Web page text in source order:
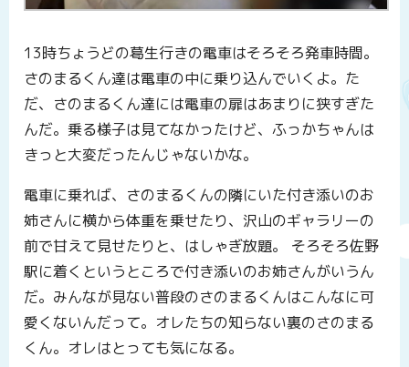
13時ちょうどの葛生行きの電車はそろそろ発車時間。
さのまるくん達は電車の中に乗り込んでいくよ。た
だ、さのまるくん達には電車の扉はあまりに狭すぎた
んだ。乗る様子は見てなかったけど、ふっかちゃんは
きっと大変だったんじゃないかな。
電車に乗れば、さのまるくんの隣にいた付き添いのお
姉さんに横から体重を乗せたり、沢山のギャラリーの
前で甘えて見せたりと、はしゃぎ放題。 そろそろ佐野
駅に着くというところで付き添いのお姉さんがいうん
だ。みんなが見ない普段のさのまるくんはこんなに可
愛くないんだって。オレたちの知らない裏のさのまる
くん。オレはとっても気になる。